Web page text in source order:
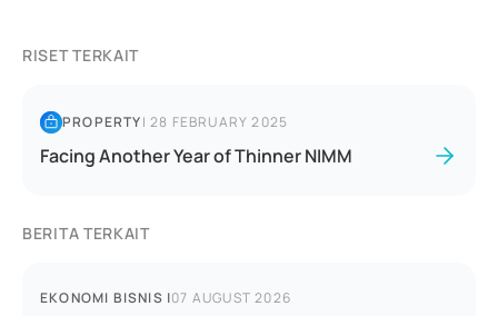
RISET TERKAIT
PROPERTY|28 FEBRUARY 2025
Facing Another Year of Thinner NIMM
BERITA TERKAIT
EKONOMI BISNIS |07 AUGUST 2026